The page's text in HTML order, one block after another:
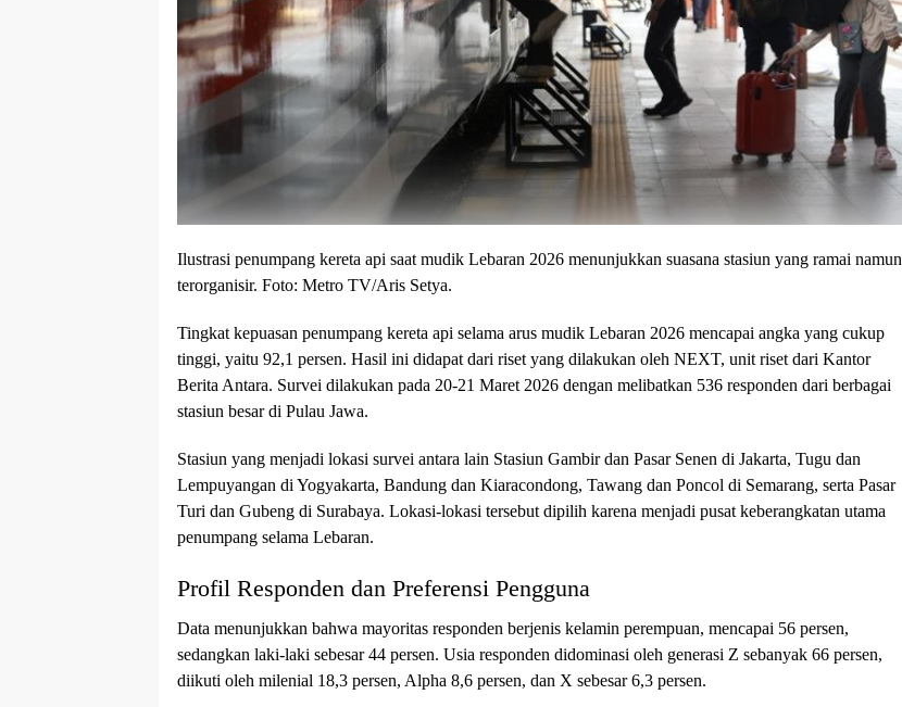
Ilustrasi penumpang kereta api saat mudik Lebaran 2026 menunjukkan suasana stasiun yang ramai namun
terorganisir. Foto: Metro TV/Aris Setya.
Tingkat kepuasan penumpang kereta api selama arus mudik Lebaran 2026 mencapai angka yang cukup
tinggi, yaitu 92,1 persen. Hasil ini didapat dari riset yang dilakukan oleh NEXT, unit riset dari Kantor
Berita Antara. Survei dilakukan pada 20-21 Maret 2026 dengan melibatkan 536 responden dari berbagai
stasiun besar di Pulau Jawa.
Stasiun yang menjadi lokasi survei antara lain Stasiun Gambir dan Pasar Senen di Jakarta, Tugu dan
Lempuyangan di Yogyakarta, Bandung dan Kiaracondong, Tawang dan Poncol di Semarang, serta Pasar
Turi dan Gubeng di Surabaya. Lokasi-lokasi tersebut dipilih karena menjadi pusat keberangkatan utama
penumpang selama Lebaran.
Profil Responden dan Preferensi Pengguna
Data menunjukkan bahwa mayoritas responden berjenis kelamin perempuan, mencapai 56 persen,
sedangkan laki-laki sebesar 44 persen. Usia responden didominasi oleh generasi Z sebanyak 66 persen,
diikuti oleh milenial 18,3 persen, Alpha 8,6 persen, dan X sebesar 6,3 persen.